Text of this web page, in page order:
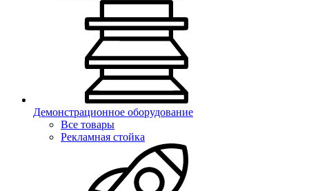
Демонстрационное оборудование
Все товары
Рекламная стойка